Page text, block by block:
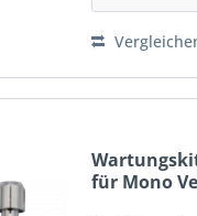
für Mono